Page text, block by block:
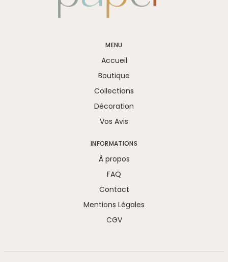
MENU
Accueil
Boutique
Collections
Décoration
Vos Avis
INFORMATIONS
À propos
FAQ
Contact
Mentions Légales
CGV